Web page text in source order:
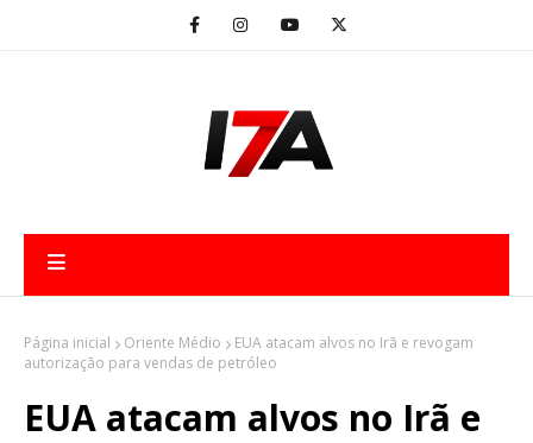
Página inicial Oriente Médio
EUA atacam alvos no Irã e revogam
autorização para vendas de petróleo
EUA atacam alvos no Irã e